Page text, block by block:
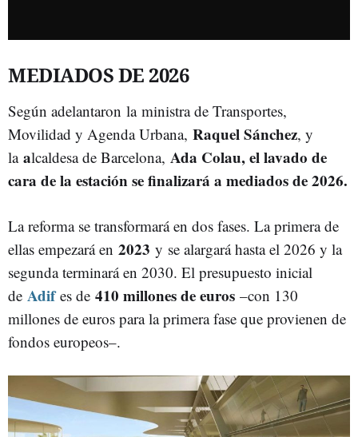
MEDIADOS DE 2026
Según adelantaron la ministra de Transportes,
Movilidad y Agenda Urbana, Raquel Sánchez, y
la alcaldesa de Barcelona, Ada Colau, el lavado de
cara de la estación se finalizará a mediados de 2026.
La reforma se transformará en dos fases. La primera de
ellas empezará en 2023 y se alargará hasta el 2026 y la
segunda terminará en 2030. El presupuesto inicial
de Adifes de 410 millones de euros –con 130
millones de euros para la primera fase que provienen de
fondos europeos–.